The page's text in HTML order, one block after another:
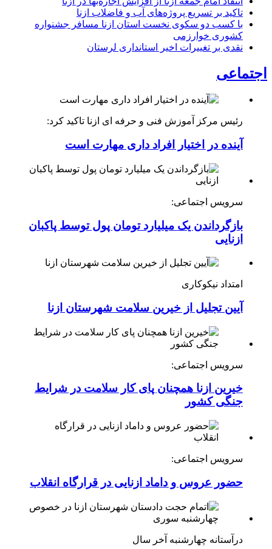
تاکید بر تسریع پروژه‌های آب و فاضلاب ازنا
با کسب دو سکوی نخست استان ازنا مسافر جشنواره
کشوری خوارزمی
نقدی بر تغییرات اخیر استانداری لرستان
اجتماعی
رئیس مرکز آموزش فنی و حرفه ای ازنا تاکید کرد:
آینده در اختیار افراد داری مهارت است
سرویس اجتماعی:
بازگرداندن یک میلیارد تومان پول توسط پاکبان
ازنایی
امتداد نیکوکاری
آیین تجلیل از خیرین سلامت شهرستان ازنا
سرویس اجتماعی:
خیرین ازنا همچنان پای کار سلامت در شرایط
جنگی کشور
سرویس اجتماعی:
حضور عروس و داماد ازنایی در قرارگاه انقلاب
درآستانه چهارشنبه آخر سال